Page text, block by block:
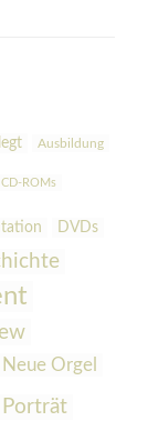
Ausbildung
CD-ROMs
DVDs
Neue Orgel
Porträt